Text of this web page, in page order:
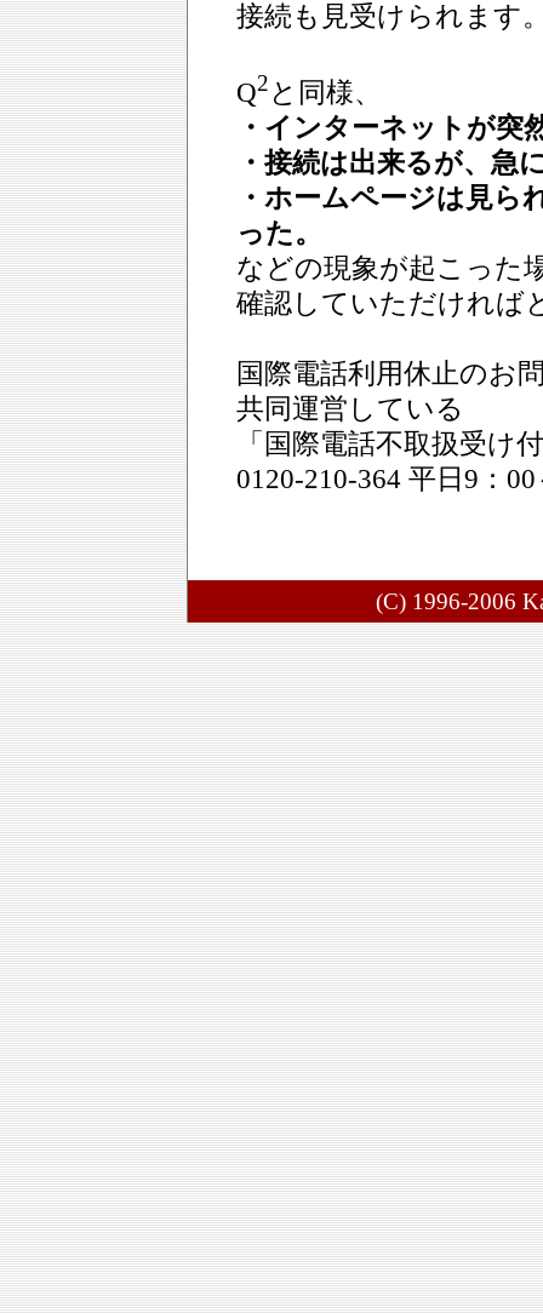
接続も見受けられます
Q2 と同様、
・インターネットが突
・接続は出来るが、急
・ホームページは見ら
った。
などの現象が起こった
確認していただければ
国際電話利用休止のお
共同運営している
「国際電話不取扱受け
0120-210-364 平日9：
(C) 1996-2006